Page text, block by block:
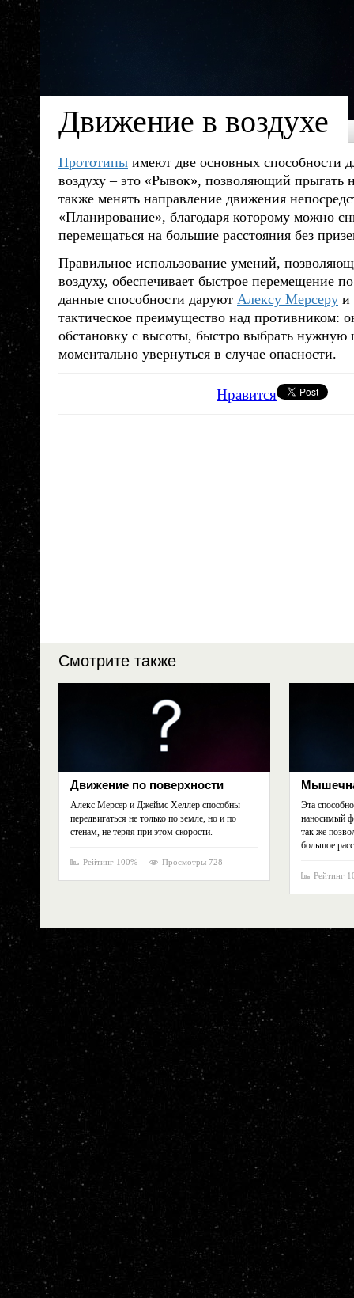
Движение в воздухе
Прототипы имеют две основных способности
воздуху – это «Рывок», позволяющий прыгать
также менять направление движения
«Планирование», благодаря которому можно
перемещаться на большие расстояния без
Правильное использование умений,
воздуху, обеспечивает быстрое перемещение
данные способности даруют Алексу Мерсеру и
тактическое преимущество над противником:
обстановку с высоты, быстро выбрать нужную
моментально увернуться в случае опасности.
Нравится
Смотрите также
Движение по поверхности
Алекс Мерсер и Джеймс Хеллер способны
передвигаться не только по земле, но и по
стенам, не теряя при этом скорости.
Рейтинг 100% Просмотры 728
Эта
наносимый
так же
большое
Рейтинг